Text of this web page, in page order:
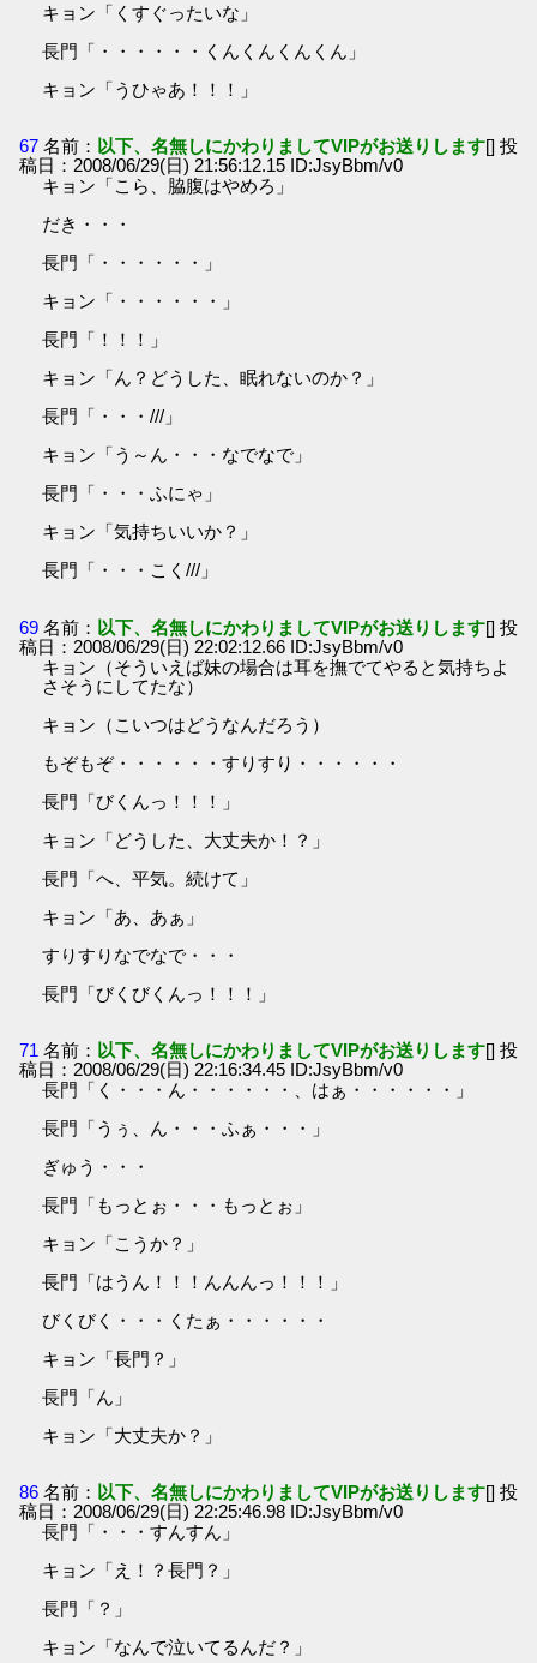
キョン「くすぐったいな」
長門「・・・・・・くんくんくんくん」
キョン「うひゃあ！！！」
67 名前： 以下、名無しにかわりましてVIPがお送りします[] 投
稿日：2008/06/29(日) 21:56:12.15 ID:JsyBbm/v0
キョン「こら、脇腹はやめろ」
だき・・・
長門「・・・・・・」
キョン「・・・・・・」
長門「！！！」
キョン「ん？どうした、眠れないのか？」
長門「・・・///」
キョン「う～ん・・・なでなで」
長門「・・・ふにゃ」
キョン「気持ちいいか？」
長門「・・・こく///」
69 名前： 以下、名無しにかわりましてVIPがお送りします[] 投
稿日：2008/06/29(日) 22:02:12.66 ID:JsyBbm/v0
キョン（そういえば妹の場合は耳を撫でてやると気持ちよ
さそうにしてたな）
キョン（こいつはどうなんだろう）
もぞもぞ・・・・・・すりすり・・・・・・
長門「びくんっ！！！」
キョン「どうした、大丈夫か！？」
長門「へ、平気。続けて」
キョン「あ、あぁ」
すりすりなでなで・・・
長門「びくびくんっ！！！」
71 名前： 以下、名無しにかわりましてVIPがお送りします[] 投
稿日：2008/06/29(日) 22:16:34.45 ID:JsyBbm/v0
長門「く・・・ん・・・・・・、はぁ・・・・・・」
長門「うぅ、ん・・・ふぁ・・・」
ぎゅう・・・
長門「もっとぉ・・・もっとぉ」
キョン「こうか？」
長門「はうん！！！んんんっ！！！」
びくびく・・・くたぁ・・・・・・
キョン「長門？」
長門「ん」
キョン「大丈夫か？」
86 名前： 以下、名無しにかわりましてVIPがお送りします[] 投
稿日：2008/06/29(日) 22:25:46.98 ID:JsyBbm/v0
長門「・・・すんすん」
キョン「え！？長門？」
長門「？」
キョン「なんで泣いてるんだ？」